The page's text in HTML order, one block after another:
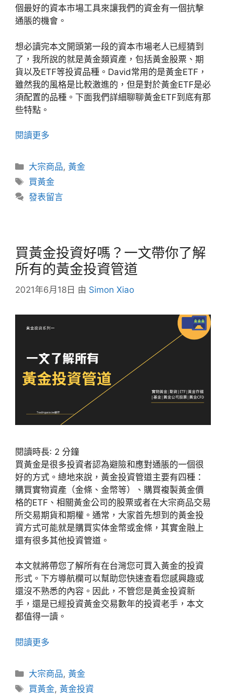
個最好的資本市場工具來讓我們的資金有一個抗擊
通脹的機會。
想必讀完本文開頭第一段的資本市場老人已經猜到
了，我所說的就是黃金類資產，包括黃金股票、期
貨以及ETF等投資品種。David常用的是黃金ETF，
雖然我的風格是比較激進的，但是對於黃金ETF是必
須配置的品種。下面我們詳細聊聊黃金ETF到底有那
些特點。
閱讀更多
分
類
大宗商品,黃金
標
籤
買黃金
發表留言
買黃金投資好嗎？一文帶你了解
所有的黃金投資管道
2021年6月18日 由 Simon Xiao
閱讀時長: 2 分鐘
買黃金是很多投資者認為避險和應對通脹的一個很
好的方式。總地來說，黃金投資管道主要有四種：
購買實物資產（金條、金幣等）、購買複製黃金價
格的ETF、相關黃金公司的股票或者在大宗商品交易
所交易期貨和期權。通常，大家首先想到的黃金投
資方式可能就是購買实体金幣或金條，其實金融上
還有很多其他投資管道。
本文就將帶您了解所有在台灣您可買入黃金的投資
形式。下方導航欄可以幫助您快速查看您感興趣或
還沒不熟悉的內容。因此，不管您是黃金投資新
手，還是已經投資黃金交易數年的投資老手，本文
都值得一讀。
閱讀更多
分
類
大宗商品,黃金
標
買黃金,黃金投資